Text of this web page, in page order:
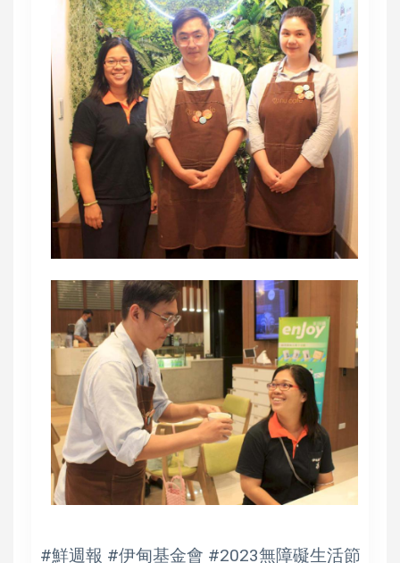
#鮮週報 #伊甸基金會 #2023無障礙生活節